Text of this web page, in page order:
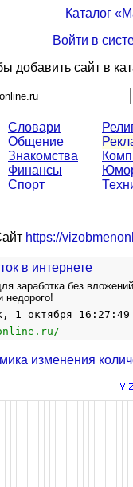
Каталог
Войти в
добавить сайт в
Словари
Общение
Знакомства
Финансы
Спорт
https://
в интернете
заработка без
недорого!
1 октября 16:27:49
изменения